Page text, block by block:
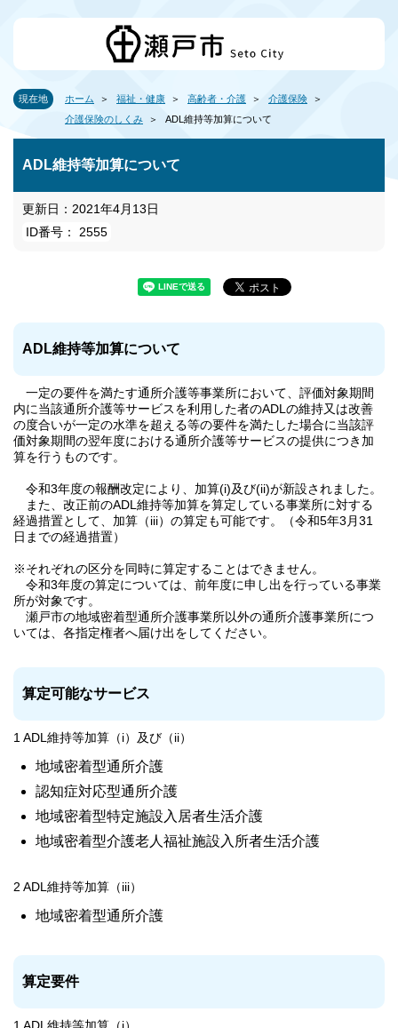
現在地 ホーム 福祉・健康 高齢者・介護
介護保険
介護保険のしくみ
ADL維持等加算について
ADL維持等加算について
更新日：2021年4月13日
ID番号： 2555
ADL維持等加算について
一定の要件を満たす通所介護等事業所において、評価対象期間
内に当該通所介護等サービスを利用した者のADLの維持又は改善
の度合いが一定の水準を超える等の要件を満たした場合に当該評
価対象期間の翌年度における通所介護等サービスの提供につき加
算を行うものです。
令和3年度の報酬改定により、加算(i)及び(ii)が新設されました。
また、改正前のADL維持等加算を算定している事業所に対する
経過措置として、加算（iii）の算定も可能です。（令和5年3月31
日までの経過措置）
※それぞれの区分を同時に算定することはできません。
令和3年度の算定については、前年度に申し出を行っている事業
所が対象です。
瀬戸市の地域密着型通所介護事業所以外の通所介護事業所につ
いては、各指定権者へ届け出をしてください。
算定可能なサービス
1 ADL維持等加算（i）及び（ii）
地域密着型通所介護
認知症対応型通所介護
地域密着型特定施設入居者生活介護
地域密着型介護老人福祉施設入所者生活介護
2 ADL維持等加算（iii）
地域密着型通所介護
算定要件